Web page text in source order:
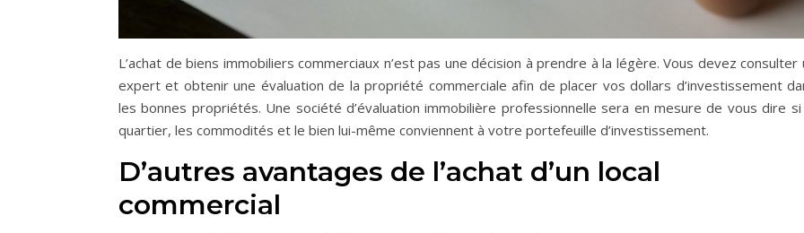
L’achat de biens immobiliers commerciaux n’est pas une décision à prendre à la légère. Vous devez consulter
expert et obtenir une évaluation de la propriété commerciale afin de placer vos dollars d’investissement
les bonnes propriétés. Une société d’évaluation immobilière professionnelle sera en mesure de vous dire si
quartier, les commodités et le bien lui-même conviennent à votre portefeuille d’investissement.
D’autres avantages de l’achat d’un local
commercial